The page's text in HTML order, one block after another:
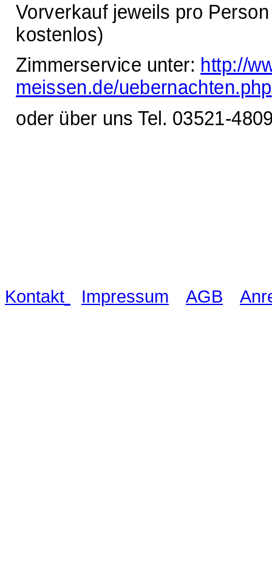
Vorverkauf jeweils pro
kostenlos)
Zimmerservice unter: http://
meissen.de/uebernachten.php
oder über uns Tel. 03521-
Kontakt Impressum AGB